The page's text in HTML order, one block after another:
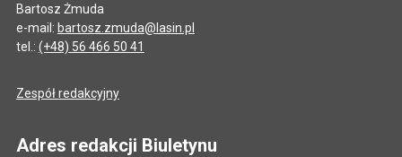
Bartosz Żmuda
e-mail: bartosz.zmuda@lasin.pl
tel.: (+48) 56 466 50 41
Zespół redakcyjny
Adres redakcji Biuletynu